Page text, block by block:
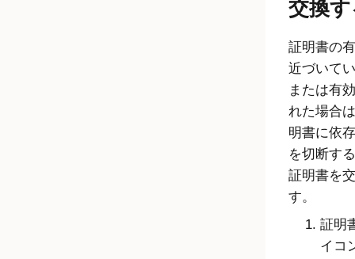
交換
証明書の
近づいて
または有
れた場合
明書に依
を切断す
証明書を
す。
証明
イコ